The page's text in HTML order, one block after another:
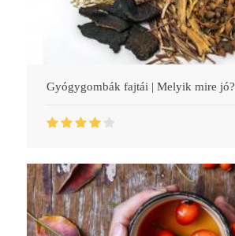
Gyógygombák fajtái | Melyik mire jó?